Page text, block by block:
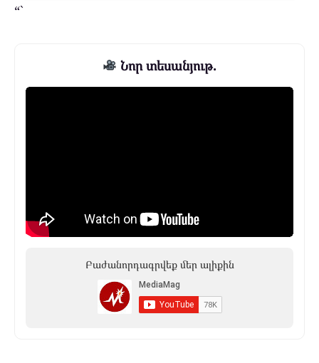
“`
Նոր տեսանյութ.
Բաժանորդագրվեք մեր ալիքին